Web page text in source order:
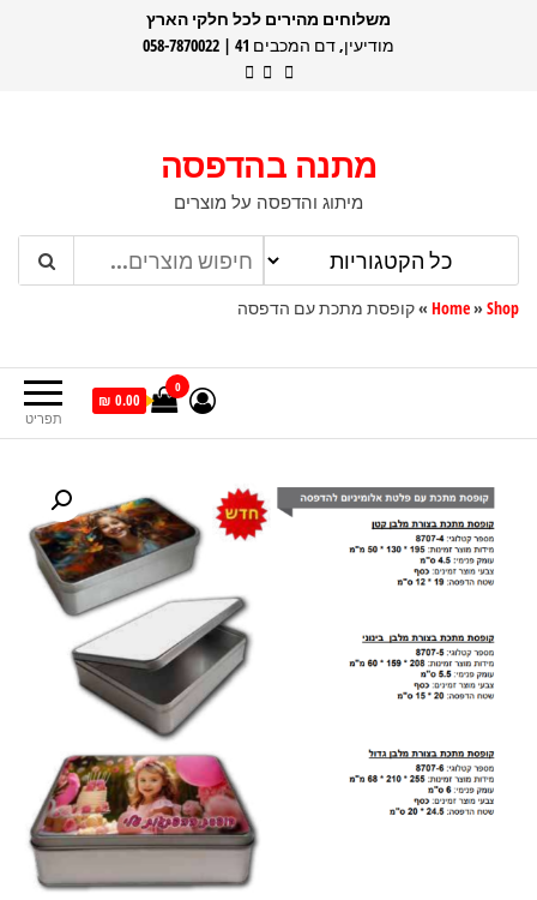
משלוחים מהירים לכל חלקי הארץ
מודיעין, דם המכבים 41 | 058-7870022
מתנה בהדפסה
מיתוג והדפסה על מוצרים
Home» Shop
»קופסת מתכת עם הדפסה
תפריט
0
0.00 ₪